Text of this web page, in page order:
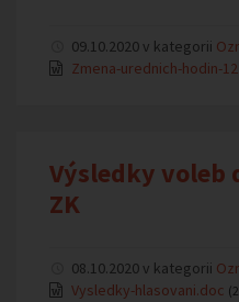
09.10.2020 v kategorii
Zmena-urednich-hodin-
Výsledky voleb
ZK
08.10.2020 v kategorii
Vysledky-hlasovani.doc